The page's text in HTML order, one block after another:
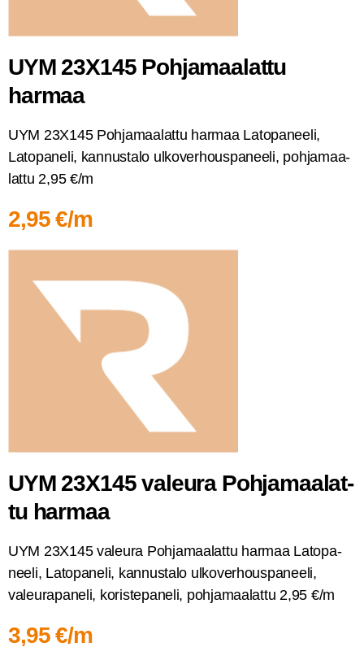
UYM 23X145 Poh­ja­maa­lat­tu
harmaa
UYM 23X145 Poh­ja­maa­lat­tu har­maa Lato­pa­nee­li,
Lato­pa­ne­li, kan­nus­ta­lo ulko­ver­hous­pa­nee­li, poh­ja­maa­
lat­tu 2,95 €/m
2,95 €/m
UYM 23X145 valeu­ra Poh­ja­maa­lat­
tu harmaa
UYM 23X145 valeu­ra Poh­ja­maa­lat­tu har­maa Lato­pa­
nee­li, Lato­pa­ne­li, kan­nus­ta­lo ulko­ver­hous­pa­nee­li,
valeu­ra­pa­ne­li, koris­te­pa­ne­li, poh­ja­maa­lat­tu 2,95 €/m
3,95 €/m